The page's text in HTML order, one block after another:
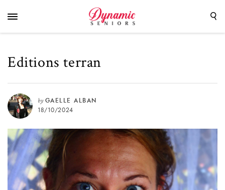
Editions terran
by GAELLE ALBAN
18/10/2024